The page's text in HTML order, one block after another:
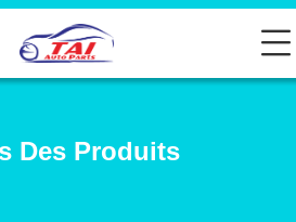
Des Produits